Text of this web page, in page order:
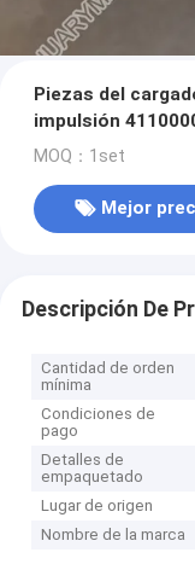
Piezas del
impulsión
MOQ：1set
Mejor
Descripción De
Cantidad de orden
mínima
Condiciones de
pago
Detalles de
empaquetado
Lugar de origen
Nombre de la marca